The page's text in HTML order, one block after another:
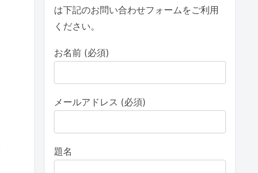
は下記のお問い合わせフォームをご利用
ください。
お名前 (必須)
メールアドレス (必須)
題名